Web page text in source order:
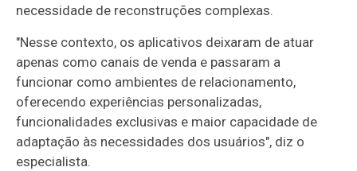
necessidade de reconstruções complexas.
"Nesse contexto, os aplicativos deixaram de atuar
apenas como canais de venda e passaram a
funcionar como ambientes de relacionamento,
oferecendo experiências personalizadas,
funcionalidades exclusivas e maior capacidade de
adaptação às necessidades dos usuários", diz o
especialista.